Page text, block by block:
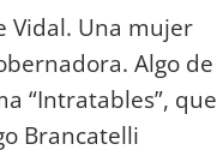
Vidal. Una mujer
Algo de
“Intratables”, que
Brancatelli